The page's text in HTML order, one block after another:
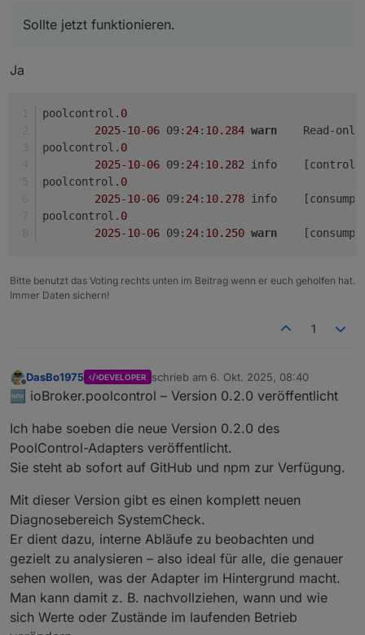
Das macht der Resetbutton ebenfalls
gleich mit in einem Zuge
Kommas und Lint Check meckereien.
Habe es nur umgestellt. Sollte jetzt funktionieren.
Sollte jetzt funktionieren.
Ja
poolcontrol. 0
2025-10-06 09: 24: 10.284 warn
Read-
poolcontrol. 0
2025-10-06 09: 24: 10.282
info
poolcontrol. 0
2025-10-06 09: 24: 10.278
info
poolcontrol. 0
2025-10-06 09: 24: 10.250 warn
Bitte benutzt das Voting rechts unten im Beitrag wenn er euch geholfen hat.
Immer Daten sichern!
1
Offline
DasBo1975 DEVELOPER schrieb am 6. Okt. 2025, 08:40
zuletzt editiert von
🆕 ioBroker.poolcontrol – Version 0.2.0 veröffentlicht
Ich habe soeben die neue Version 0.2.0 des
PoolControl-Adapters veröffentlicht.
Sie steht ab sofort auf GitHub und npm zur Verfügung.
Mit dieser Version gibt es einen komplett neuen
Diagnosebereich SystemCheck.
Er dient dazu, interne Abläufe zu beobachten und
gezielt zu analysieren – also ideal für alle, die genauer
sehen wollen, was der Adapter im Hintergrund macht.
Man kann damit z. B. nachvollziehen, wann und wie
sich Werte oder Zustände im laufenden Betrieb